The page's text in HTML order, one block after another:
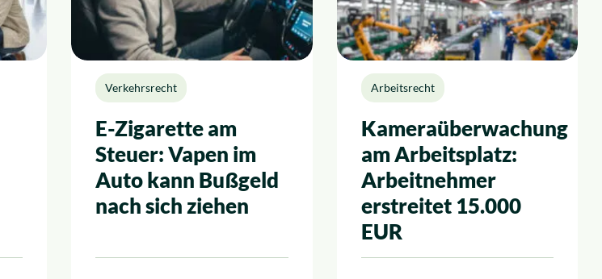
Verkehrsrecht
E-Zigarette am
Steuer: Vapen im
Auto kann Bußgeld
nach sich ziehen
Arbeitsrecht
Kameraüberwachung
am Arbeitsplatz:
Arbeitnehmer
erstreitet 15.000
EUR